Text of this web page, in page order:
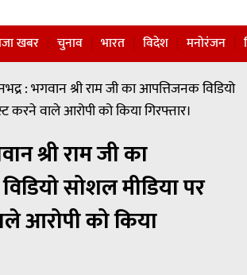
खबर चुनाव भारत विदेश मनोरंजन
: भगवान श्री राम जी का आपत्तिजनक विडियो
करने वाले आरोपी को किया गिरफ्तार।
श्री राम जी का
सोशल मीडिया पर
आरोपी को किया